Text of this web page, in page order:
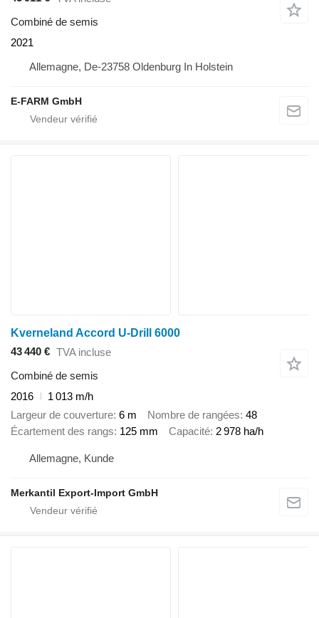
Combiné de semis
2021
Allemagne, De-23758 Oldenburg In Holstein
E-FARM GmbH
Kverneland Accord U-Drill 6000
43 440 € TVA incluse
Combiné de semis
2016
1 013 m/h
Largeur de couverture 6 m Nombre de rangées 48
Écartement des rangs 125 mm Capacité 2 978 ha/h
Allemagne, Kunde
Merkantil Export-Import GmbH